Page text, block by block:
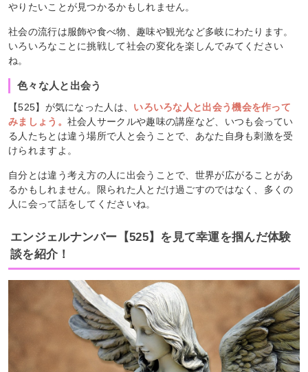
やりたいことが見つかるかもしれません。
社会の流行は服飾や食べ物、趣味や観光など多岐にわたります。
いろいろなことに挑戦して社会の変化を楽しんでみてください
ね。
色々な人と出会う
【525】が気になった人は、 いろいろな人と出会う機会を作って
みましょう。 社会人サークルや趣味の講座など、いつも会ってい
る人たちとは違う場所で人と会うことで、あなた自身も刺激を受
けられますよ。
自分とは違う考え方の人に出会うことで、世界が広がることがあ
るかもしれません。限られた人とだけ過ごすのではなく、多くの
人に会って話をしてくださいね。
エンジェルナンバー【525】を見て幸運を掴んだ体験
談を紹介！